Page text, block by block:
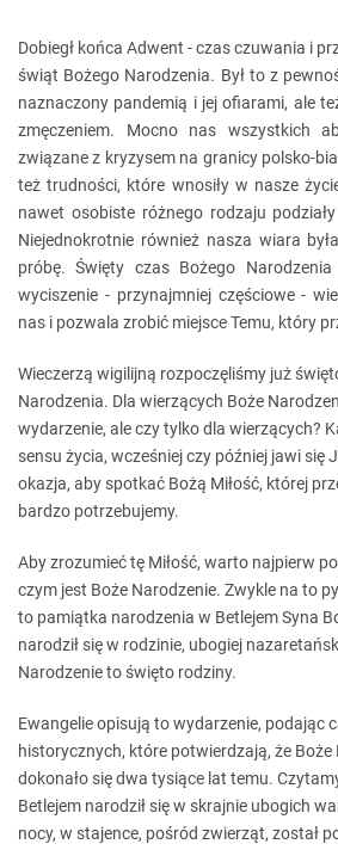
Dobiegł końca Adwent - czas czuwania i
świąt Bożego Narodzenia. Był to z
naznaczony pandemią i jej ofiarami, ale
zmęczeniem. Mocno nas wszystkich
związane z kryzysem na granicy polsko-
też trudności, które wnosiły w nasze
nawet osobiste różnego rodzaju
Niejednokrotnie również nasza wiara
próbę. Święty czas Bożego
wyciszenie - przynajmniej częściowe -
nas i pozwala zrobić miejsce Temu, który
Wieczerzą wigilijną rozpoczęliśmy już
Narodzenia. Dla wierzących Boże
wydarzenie, ale czy tylko dla wierzących?
sensu życia, wcześniej czy później jawi się
okazja, aby spotkać Bożą Miłość, której
bardzo potrzebujemy.
Aby zrozumieć tę Miłość, warto najpierw
czym jest Boże Narodzenie. Zwykle na to
to pamiątka narodzenia w Betlejem Syna
narodził się w rodzinie, ubogiej
Narodzenie to święto rodziny.
Ewangelie opisują to wydarzenie, podając
historycznych, które potwierdzają, że
dokonało się dwa tysiące lat temu.
Betlejem narodził się w skrajnie ubogich
nocy, w stajence, pośród zwierząt, został